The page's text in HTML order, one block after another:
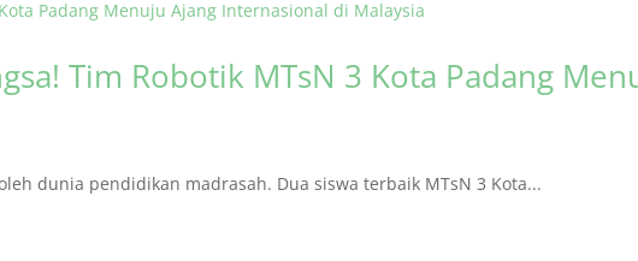
Tim Robotik MTsN 3 Kota Padang
dunia pendidikan madrasah. Dua siswa terbaik MTsN 3 Kota...